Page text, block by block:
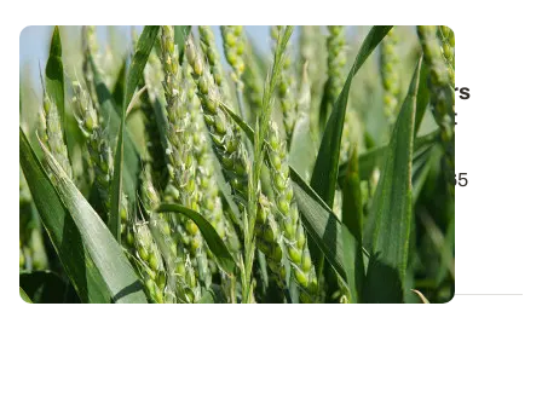
PROJET TERMINÉ
Diagnostic de nutrition en AB : les premiers
résultats des analyses foliaires et d’extrait
végétal
Des échantillons de végétaux ont été prélevés sur 65
parcelles de l’observatoire...
13 DÉC. 2022